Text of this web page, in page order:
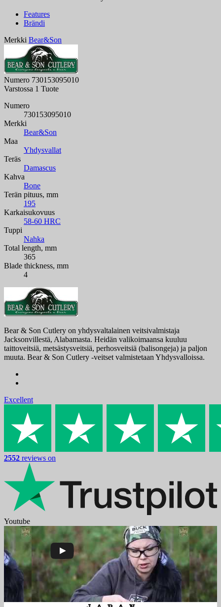
Features
Brändi
Merkki Bear&Son
Numero 730153095010
Varstossa 1 Tuote
Numero
730153095010
Merkki
Bear&Son
Maa
Yhdysvallat
Teräs
Damascus
Kahva
Bone
Terän pituus, mm
195
Karkaisukovuus
58-60 HRC
Tuppi
Nahka
Total length, mm
365
Blade thickness, mm
4
Bear & Son Cutlery on yhdysvaltalainen veitsivalmistaja
Jacksonvillestä, Alabamasta. Heidän valikoimaansa kuuluu
taittoveitsiä, metsästysveitsiä, perhosveitsiä (balisongeja) ja paljon
muuta. Bear & Son Cutlery -veitset valmistetaan Yhdysvalloissa.
Excellent
2552 reviews on
Youtube